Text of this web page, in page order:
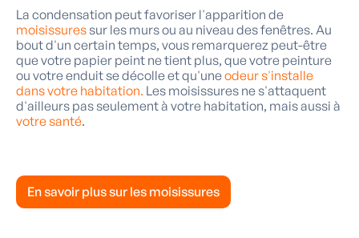
La condensation peut favoriser l'apparition de
moisissuressur les murs ou au niveau des fenêtres. Au
bout d'un certain temps, vous remarquerez peut-être
que votre papier peint ne tient plus, que votre peinture
ou votre enduit se décolle et qu'uneodeur s'installe
dans votre habitation. Les moisissures ne s'attaquent
d'ailleurs pas seulement à votre habitation, mais aussi à
votre santé.
En savoir plus sur les moisissures